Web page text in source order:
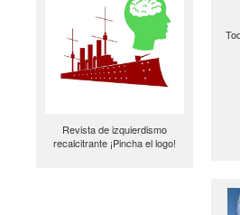
Revista de izquierdismo
recalcitrante ¡Pincha el logo!